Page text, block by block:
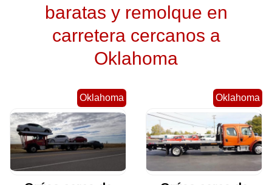
baratas y remolque en
carretera cercanos a
Oklahoma
Oklahoma Oklahoma